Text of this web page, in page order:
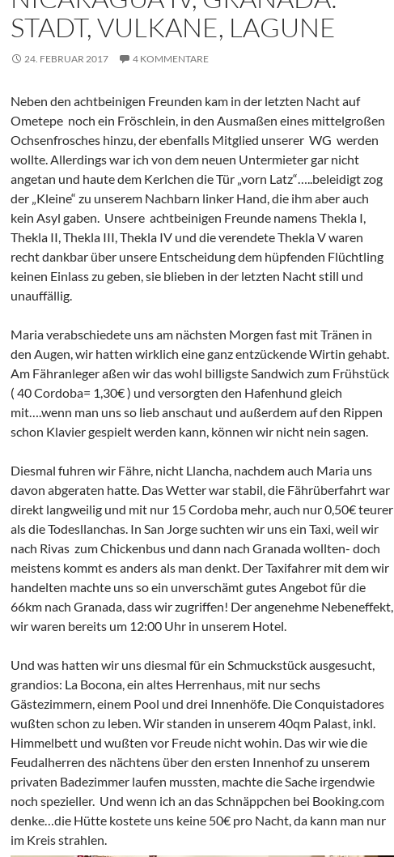
STADT, VULKANE, LAGUNE
24. FEBRUAR 2017 4 KOMMENTARE
Neben den achtbeinigen Freunden kam in der letzten Nacht auf
Ometepe noch ein Fröschlein, in den Ausmaßen eines mittelgroßen
Ochsenfrosches hinzu, der ebenfalls Mitglied unserer WG werden
wollte. Allerdings war ich von dem neuen Untermieter gar nicht
angetan und haute dem Kerlchen die Tür „vorn Latz“…..beleidigt zog
der „Kleine“ zu unserem Nachbarn linker Hand, die ihm aber auch
kein Asyl gaben. Unsere achtbeinigen Freunde namens Thekla I,
Thekla II, Thekla III, Thekla IV und die verendete Thekla V waren
recht dankbar über unsere Entscheidung dem hüpfenden Flüchtling
keinen Einlass zu geben, sie blieben in der letzten Nacht still und
unauffällig.
Maria verabschiedete uns am nächsten Morgen fast mit Tränen in
den Augen, wir hatten wirklich eine ganz entzückende Wirtin gehabt.
Am Fähranleger aßen wir das wohl billigste Sandwich zum Frühstück
( 40 Cordoba= 1,30€ ) und versorgten den Hafenhund gleich
mit….wenn man uns so lieb anschaut und außerdem auf den Rippen
schon Klavier gespielt werden kann, können wir nicht nein sagen.
Diesmal fuhren wir Fähre, nicht Llancha, nachdem auch Maria uns
davon abgeraten hatte. Das Wetter war stabil, die Fährüberfahrt war
direkt langweilig und mit nur 15 Cordoba mehr, auch nur 0,50€ teurer
als die Todesllanchas. In San Jorge suchten wir uns ein Taxi, weil wir
nach Rivas zum Chickenbus und dann nach Granada wollten- doch
meistens kommt es anders als man denkt. Der Taxifahrer mit dem wir
handelten machte uns so ein unverschämt gutes Angebot für die
66km nach Granada, dass wir zugriffen! Der angenehme Nebeneffekt,
wir waren bereits um 12:00 Uhr in unserem Hotel.
Und was hatten wir uns diesmal für ein Schmuckstück ausgesucht,
grandios: La Bocona, ein altes Herrenhaus, mit nur sechs
Gästezimmern, einem Pool und drei Innenhöfe. Die Conquistadores
wußten schon zu leben. Wir standen in unserem 40qm Palast, inkl.
Himmelbett und wußten vor Freude nicht wohin. Das wir wie die
Feudalherren des nächtens über den ersten Innenhof zu unserem
privaten Badezimmer laufen mussten, machte die Sache irgendwie
noch spezieller. Und wenn ich an das Schnäppchen bei Booking.com
denke…die Hütte kostete uns keine 50€ pro Nacht, da kann man nur
im Kreis strahlen.